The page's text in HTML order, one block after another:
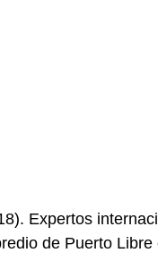
Expertos
de Puerto